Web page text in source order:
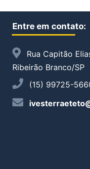
Entre em contato:
Rua Capitão
Ribeirão Branco/SP
(15) 99725-